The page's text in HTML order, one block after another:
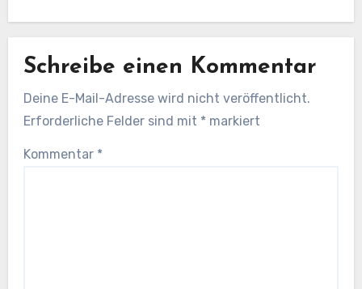
Schreibe einen Kommentar
Deine E-Mail-Adresse wird nicht veröffentlicht.
Erforderliche Felder sind mit * markiert
Kommentar *